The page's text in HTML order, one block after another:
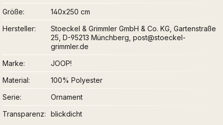
Größe
140x250 cm
Hersteller
Stoeckel & Grimmler GmbH & Co. KG, Gartenstraße
25, D-95213 Münchberg, post@stoeckel-
grimmler.de
Marke
JOOP!
Material
100% Polyester
Serie
Ornament
Transparenz
blickdicht